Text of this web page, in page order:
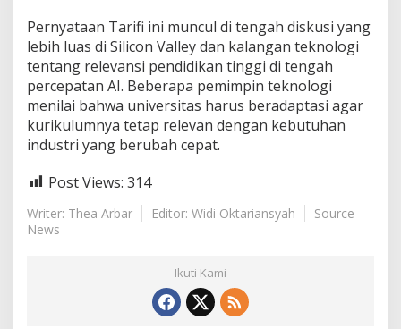
Pernyataan Tarifi ini muncul di tengah diskusi yang
lebih luas di Silicon Valley dan kalangan teknologi
tentang relevansi pendidikan tinggi di tengah
percepatan AI. Beberapa pemimpin teknologi
menilai bahwa universitas harus beradaptasi agar
kurikulumnya tetap relevan dengan kebutuhan
industri yang berubah cepat.
Post Views: 314
Writer: Thea Arbar Editor: Widi Oktariansyah
Source
News
Ikuti Kami